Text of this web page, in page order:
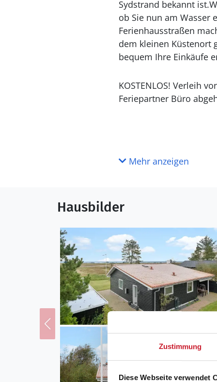
Zustimmung
Diese Webseite verwendet
Sydstrand bekannt
ob Sie nun am Wasser
Ferienhausstraßen
dem kleinen Küstenort
bequem Ihre Einkäufe
KOSTENLOS! Verleih
FeriepartnerBüro
Mehr anzeigen
Hausbilder